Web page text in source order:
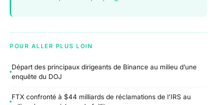
POUR ALLER PLUS LOIN
Départ des principaux dirigeants de Binance au milieu d’une
enquête du DOJ
FTX confronté à $44 milliards de réclamations de l’IRS au